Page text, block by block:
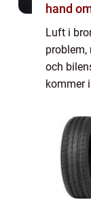
hand
Luft i
problem,
och
kommer
svampig